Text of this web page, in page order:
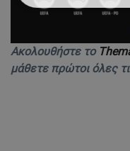
Ακολουθήστε το
μάθετε πρώτοι όλες